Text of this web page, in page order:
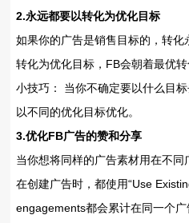
2.永远都要以转化为优化目标
如果你的广告是销售目标的，转
转化为优化目标，FB会朝着最优转
小技巧： 当你不确定要以什么目
以不同的优化目标优化。
3.优化FB广告的赞和分享
当你想将同样的广告素材用在不同
在创建广告时，都使用“Use
engagements都会累计在同一个广